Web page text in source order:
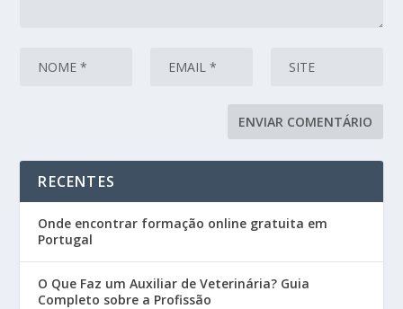
RECENTES
Onde encontrar formação online gratuita em
Portugal
O Que Faz um Auxiliar de Veterinária? Guia
Completo sobre a Profissão